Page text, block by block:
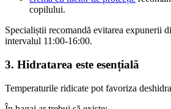
copilului.
Specialiștii recomandă evitarea expunerii
intervalul 11:00-16:00.
3. Hidratarea este esențială
Temperaturile ridicate pot favoriza